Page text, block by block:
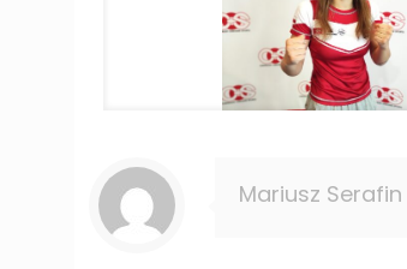
Mariusz Serafin